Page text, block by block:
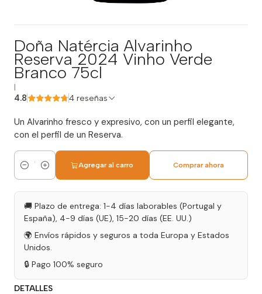
Doña Natércia Alvarinho
Reserva 2024 Vinho Verde
Branco 75cl
4.8 4 reseñas
Un Alvarinho fresco y expresivo, con un perfil elegante,
con el perfil de un Reserva.
Cantidad
Agregar al carro Comprar ahora
🚚 Plazo de entrega: 1-4 días laborables (Portugal y
España), 4-9 días (UE), 15-20 días (EE. UU.)
🌍 Envíos rápidos y seguros a toda Europa y Estados
Unidos.
🔒 Pago 100% seguro
DETALLES